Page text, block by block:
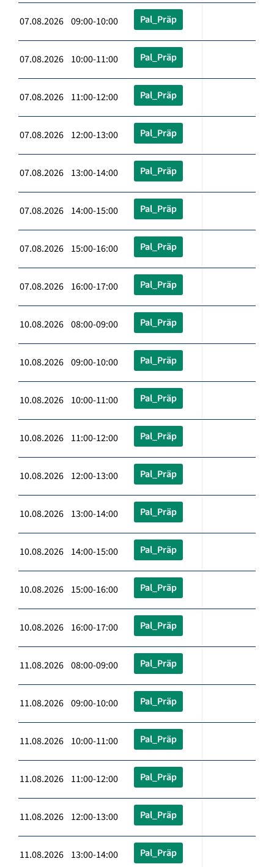
07.08.2026 09:00-10:00 Pal_Präp
07.08.2026 10:00-11:00 Pal_Präp
07.08.2026 11:00-12:00 Pal_Präp
07.08.2026 12:00-13:00 Pal_Präp
07.08.2026 13:00-14:00 Pal_Präp
07.08.2026 14:00-15:00 Pal_Präp
07.08.2026 15:00-16:00 Pal_Präp
07.08.2026 16:00-17:00 Pal_Präp
10.08.2026 08:00-09:00 Pal_Präp
10.08.2026 09:00-10:00 Pal_Präp
10.08.2026 10:00-11:00 Pal_Präp
10.08.2026 11:00-12:00 Pal_Präp
10.08.2026 12:00-13:00 Pal_Präp
10.08.2026 13:00-14:00 Pal_Präp
10.08.2026 14:00-15:00 Pal_Präp
10.08.2026 15:00-16:00 Pal_Präp
10.08.2026 16:00-17:00 Pal_Präp
11.08.2026 08:00-09:00 Pal_Präp
11.08.2026 09:00-10:00 Pal_Präp
11.08.2026 10:00-11:00 Pal_Präp
11.08.2026 11:00-12:00 Pal_Präp
11.08.2026 12:00-13:00 Pal_Präp
11.08.2026 13:00-14:00 Pal_Präp